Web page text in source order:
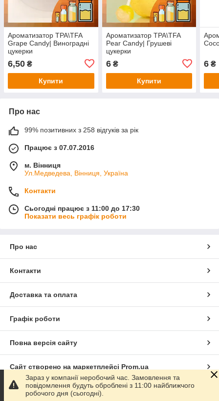
Ароматизатор TPA\TFA
Grape Candy| Виноградні
цукерки
6,50 ₴
Купити
Ароматизатор TPA\TFA
Pear Candy| Грушеві
цукерки
6₴
Купити
6 ₴
Про нас
99% позитивних з 258 відгуків за рік
Працює з 07.07.2016
м. Вінниця
Ул.Медведева, Вінниця, Україна
Контакти
Сьогодні працює з 11:00 до 17:30
Показати весь графік роботи
Про нас
Контакти
Доставка та оплата
Графік роботи
Повна версія сайту
Сайт створено на маркетплейсі Prom.ua
Політика конфіденційності
Зараз у компанії неробочий час. Замовлення та
повідомлення будуть оброблені з 11:00 найближчого
робочого дня (сьогодні).